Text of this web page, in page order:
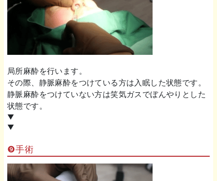
局所麻酔を行います。
その際、静脈麻酔をつけている方は入眠した状態です。
静脈麻酔をつけていない方は笑気ガスでぼんやりとした
状態です。
▼
▼
❾手術